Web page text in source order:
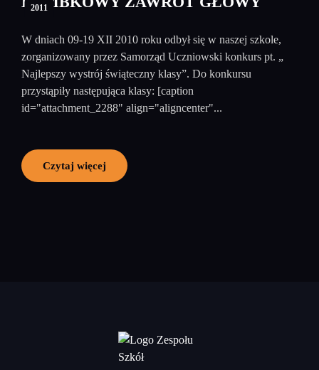
2011
W dniach 09-19 XII 2010 roku odbył się w naszej szkole,
zorganizowany przez Samorząd Uczniowski konkurs pt. „
Najlepszy wystrój świąteczny klasy”. Do konkursu
przystąpiły następująca klasy: [caption
id="attachment_2288" align="aligncenter"...
Czytaj więcej